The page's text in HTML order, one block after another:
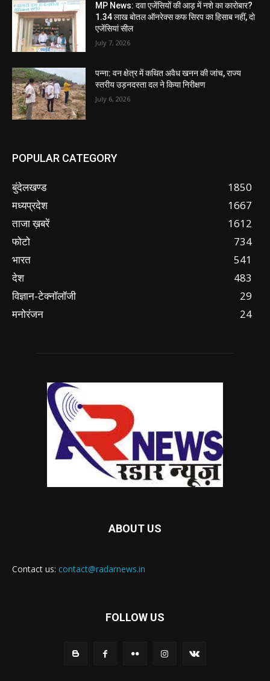
MP News: दवा एजेंसियों की आड़ में नशे का कारोबार?
1.34 लाख बोतल ऑनरेक्स कफ सिरप का हिसाब नहीं, दो
एजेंसियां सील
July 7, 2026
पन्ना: वन क्षेत्र में कथित अवैध खनन की जांच, राज्य
स्तरीय उड़नदस्ता दल ने किया निरीक्षण
July 6, 2026
POPULAR CATEGORY
बुंदेलखण्ड
1850
मध्यप्रदेश
1667
ताजा ख़बरें
1612
फोटो
734
भारत
541
देश
483
विज्ञान-टेक्नॉलॉजी
29
मनोरंजन
24
ABOUT US
Contact us: contact@radarnews.in
FOLLOW US